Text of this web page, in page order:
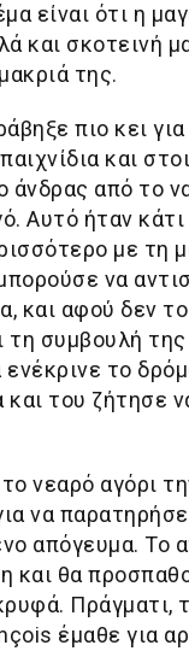
είναι ότι η
και σκοτεινή
της.
πιο κει
και
από το
Αυτό ήταν
με τη
να
και αφού δεν
συμβουλή
το
του ζήτησε
νεαρό αγόρι
να
απόγευμα. Το
και θα
έμαθε για